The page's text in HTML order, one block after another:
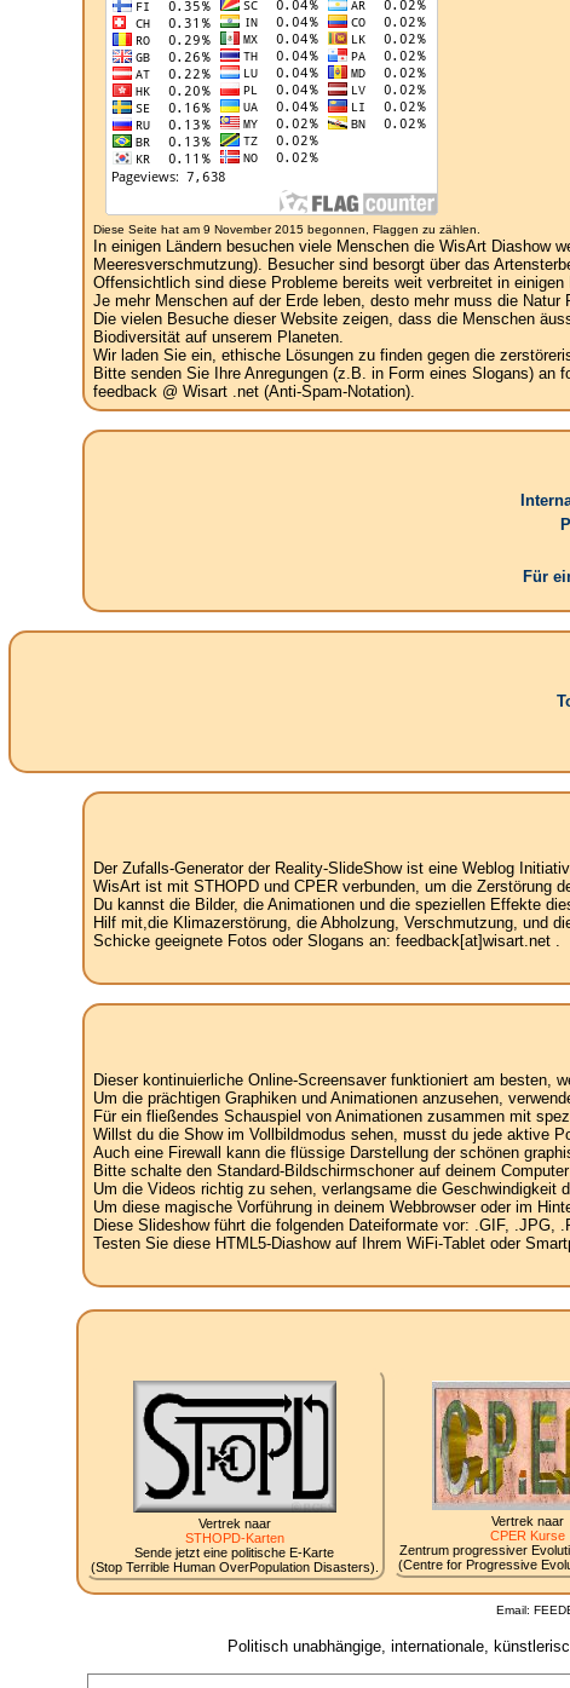
Diese Seite hat am 9 November 2015 begonnen, Flaggen zu zählen.
In einigen Ländern besuchen viele Menschen die WisArt Diashow
Meeresverschmutzung). Besucher sind besorgt über das
Offensichtlich sind diese Probleme bereits weit verbreitet in
Je mehr Menschen auf der Erde leben, desto mehr muss die
Die vielen Besuche dieser Website zeigen, dass die Menschen
Biodiversität auf unserem Planeten.
Wir laden Sie ein, ethische Lösungen zu finden gegen die
Bitte senden Sie Ihre Anregungen (z.B. in Form eines Slogans) an
feedback @ Wisart .net (Anti-Spam-Notation).
Für
Der Zufalls-Generator der Reality-SlideShow ist eine Weblog
WisArt ist mit STHOPD und CPER verbunden, um die Zerstörung
Du kannst die Bilder, die Animationen und die speziellen Effekte
Hilf mit,die Klimazerstörung, die Abholzung, Verschmutzung, und
Schicke geeignete Fotos oder Slogans an: feedback[at]wisart.net .
Dieser kontinuierliche Online-Screensaver funktioniert am besten,
Um die prächtigen Graphiken und Animationen anzusehen,
Für ein fließendes Schauspiel von Animationen zusammen mit
Willst du die Show im Vollbildmodus sehen, musst du jede aktive
Auch eine Firewall kann die flüssige Darstellung der schönen
Bitte schalte den Standard-Bildschirmschoner auf deinem
Um die Videos richtig zu sehen, verlangsame die Geschwindigkeit
Um diese magische Vorführung in deinem Webbrowser oder im
Diese Slideshow führt die folgenden Dateiformate vor: .GIF,
Testen Sie diese HTML5-Diashow auf Ihrem WiFi-Tablet oder
Vertrek naar
STHOPD-Karten
Sende jetzt eine politische E-Karte
(Stop Terrible Human OverPopulation Disasters).
Vertrek naar
CPER Kurse
Zentrum progressiver
(Centre for Progressive
Email:
Politisch unabhängige, internationale,